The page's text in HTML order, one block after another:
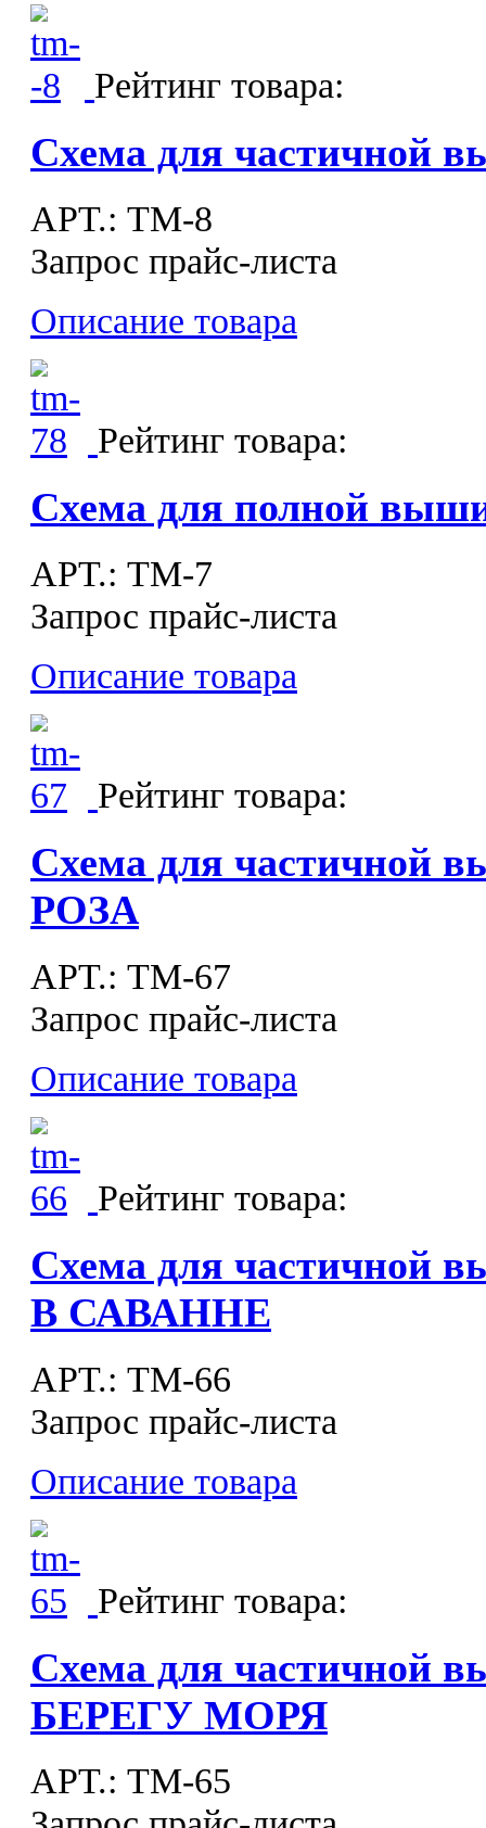
Рейтинг товара:
Схема для частичной
APT.: ТМ-8
Запрос прайс-листа
Описание товара
Рейтинг товара:
Схема для полной
APT.: ТМ-7
Запрос прайс-листа
Описание товара
Рейтинг товара:
Схема для частичной
РОЗА
APT.: ТМ-67
Запрос прайс-листа
Описание товара
Рейтинг товара:
Схема для
В САВАННЕ
APT.: ТМ-66
Запрос прайс-листа
Описание товара
Рейтинг товара:
Схема для частичной
БЕРЕГУ МОРЯ
APT.: ТМ-65